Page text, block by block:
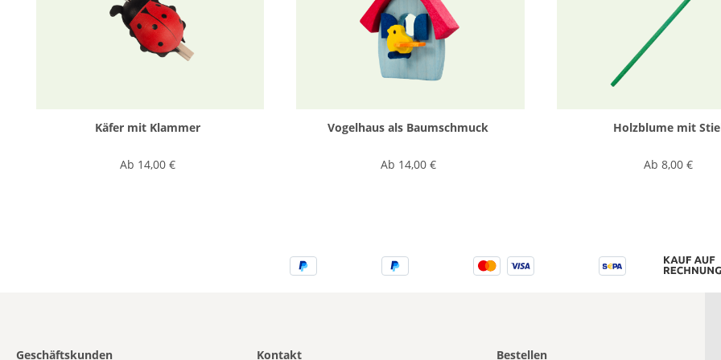
Käfer mit Klammer
Ab 14,00 €
Vogelhaus als Baumschmuck
Ab 14,00 €
Holzblume mit
Ab8,00 €
Geschäftskunden Kontakt Bestellen